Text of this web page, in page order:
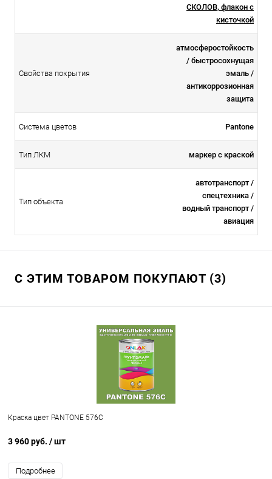
СКОЛОВ, флакон с
кисточкой
Свойства покрытия
атмосферостойкоcть
/ быстросохнущая
эмаль /
антикоррозионная
защита
Система цветов Pantone
Тип ЛКМ маркер с краской
Тип объекта
автотранспорт /
спецтехника /
водный транспорт /
авиация
С ЭТИМ ТОВАРОМ ПОКУПАЮТ (3)
Краска цвет PANTONE 576C
3 960 руб. / шт
Подробнее